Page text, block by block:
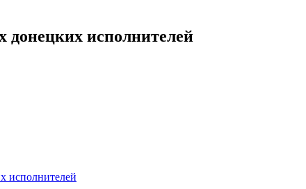
исполнителей
исполнителей